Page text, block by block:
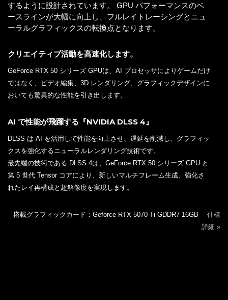
するように設計されています。 GPU パフォーマンスのベ
ースラインが大幅に向上し、フルレイトレーシングとニュ
ーラルグラフィックスの転換点となります。
クリエイティブ活動を高速化します。
GeForce RTX 50 シリーズ GPUは、AI プロセッサによりゲームだけ
ではなく、ビデオ編集、3D レンダリング、グラフィックデザインに
おいても驚異的な性能を引き出します。
AI で性能が飛躍する『NVIDIA DLSS 4』
DLSS は AI を活用して性能を向上させ、遅延を削減し、グラフィッ
クスを強化するニューラルレンダリング技術です。
最先端の技術である DLSS 4は、GeForce RTX 50 シリーズ GPU と
第 5 世代 Tensor コアにより、新しいマルチフレーム生成、強化さ
れたレイ再構成と超解像度を実現します。
搭載グラフィックカード：Geforce RTX 5070 Ti GDDR7 16GB 仕様
詳細 »